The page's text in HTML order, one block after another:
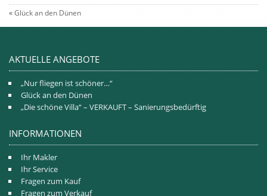
«Glück an den Dünen
AKTUELLE ANGEBOTE
„Nur fliegen ist schöner…“
Glück an den Dünen
„Die schöne Villa“ – VERKAUFT – Sanierungsbedürftig
INFORMATIONEN
Ihr Makler
Ihr Service
Fragen zum Kauf
Fragen zum Verkauf